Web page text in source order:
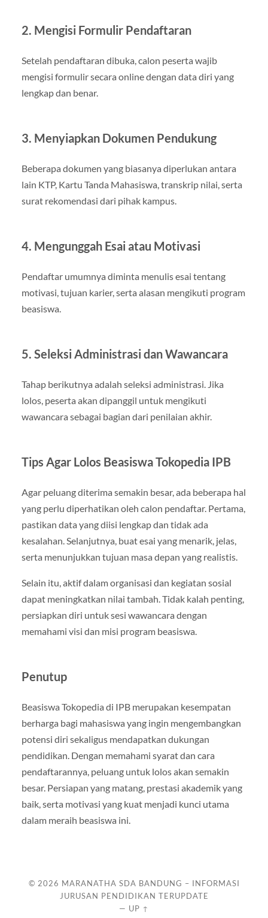
2. Mengisi Formulir Pendaftaran
Setelah pendaftaran dibuka, calon peserta wajib
mengisi formulir secara online dengan data diri yang
lengkap dan benar.
3. Menyiapkan Dokumen Pendukung
Beberapa dokumen yang biasanya diperlukan antara
lain KTP, Kartu Tanda Mahasiswa, transkrip nilai, serta
surat rekomendasi dari pihak kampus.
4. Mengunggah Esai atau Motivasi
Pendaftar umumnya diminta menulis esai tentang
motivasi, tujuan karier, serta alasan mengikuti program
beasiswa.
5. Seleksi Administrasi dan Wawancara
Tahap berikutnya adalah seleksi administrasi. Jika
lolos, peserta akan dipanggil untuk mengikuti
wawancara sebagai bagian dari penilaian akhir.
Tips Agar Lolos Beasiswa Tokopedia IPB
Agar peluang diterima semakin besar, ada beberapa hal
yang perlu diperhatikan oleh calon pendaftar. Pertama,
pastikan data yang diisi lengkap dan tidak ada
kesalahan. Selanjutnya, buat esai yang menarik, jelas,
serta menunjukkan tujuan masa depan yang realistis.
Selain itu, aktif dalam organisasi dan kegiatan sosial
dapat meningkatkan nilai tambah. Tidak kalah penting,
persiapkan diri untuk sesi wawancara dengan
memahami visi dan misi program beasiswa.
Penutup
Beasiswa Tokopedia di IPB merupakan kesempatan
berharga bagi mahasiswa yang ingin mengembangkan
potensi diri sekaligus mendapatkan dukungan
pendidikan. Dengan memahami syarat dan cara
pendaftarannya, peluang untuk lolos akan semakin
besar. Persiapan yang matang, prestasi akademik yang
baik, serta motivasi yang kuat menjadi kunci utama
dalam meraih beasiswa ini.
© 2026 MARANATHA SDA BANDUNG – INFORMASI
JURUSAN PENDIDIKAN TERUPDATE
— UP ↑